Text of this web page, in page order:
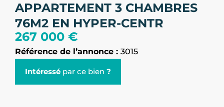
APPARTEMENT 3 CHAMBRES
76M2 EN HYPER-CENTR
267 000 €
Référence de l’annonce : 3015
Intéressé par ce bien ?